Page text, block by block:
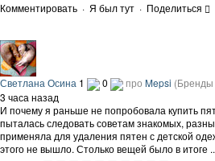
Комментировать · Я был тут · Поделиться
Светлана Осина 1 0 про Mepsi (Бренды
3 часа назад
И почему я раньше не попробовала купить
пыталась следовать советам знакомых,
применяла для удаления пятен с детской
этого не вышло. Столько вещей было в итоге